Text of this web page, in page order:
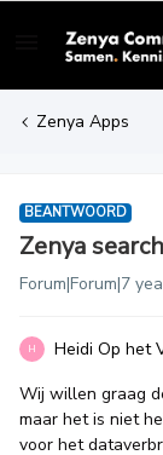
Zenya Apps
BEANTWOORD
Zenya
Forum|Forum|7
H
Heidi Op het
Wij willen graag
maar het is niet
voor het